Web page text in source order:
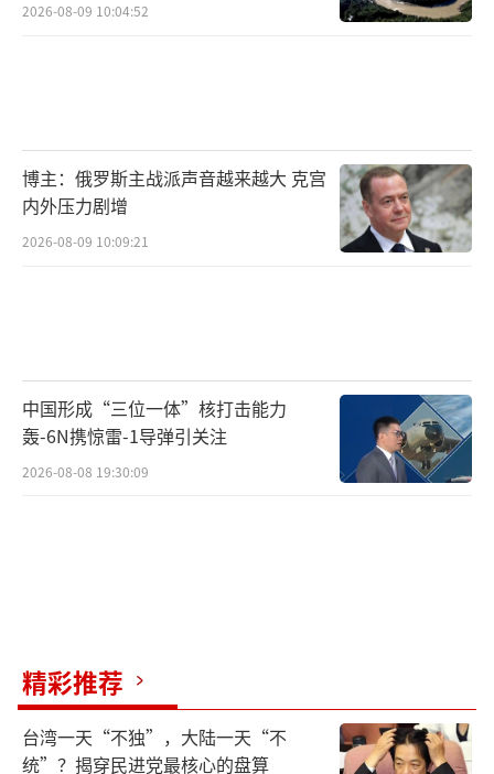
2026-08-09 10:04:52
博主：俄罗斯主战派声音越来越大 克宫
内外压力剧增
2026-08-09 10:09:21
中国形成“三位一体”核打击能力
轰-6N携惊雷-1导弹引关注
2026-08-08 19:30:09
精彩推荐
台湾一天“不独”，大陆一天“不
统”？揭穿民进党最核心的盘算